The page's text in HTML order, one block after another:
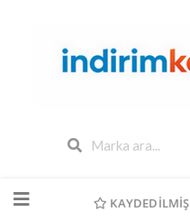
geç
KAYDEDILMIŞ